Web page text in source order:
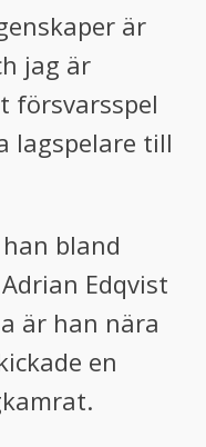
är
jag är
försvarsspel
lagspelare till
bland
Edqvist
är han nära
en